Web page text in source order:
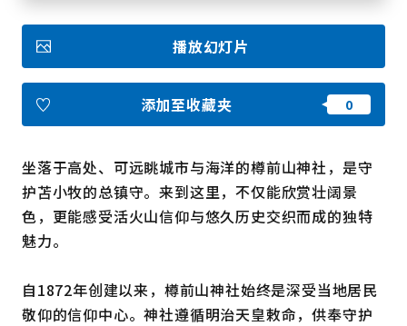
收藏
Face
book
Insta
gram
YouT
ube
Insta
gram
Face
book
图库影集
使用条款
关于我们
链接
坐落于高处、可远眺城市与海洋的樽前山神社，是守
护苫小牧的总镇守。来到这里，不仅能欣赏壮阔景
色，更能感受活火山信仰与悠久历史交织而成的独特
魅力。
自1872年创建以来，樽前山神社始终是深受当地居民
敬仰的信仰中心。神社遵循明治天皇敕命，供奉守护
播放幻灯片
添加至收藏夹